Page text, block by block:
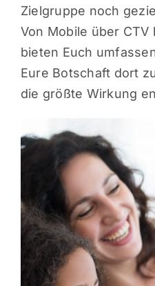
Zielgruppe noch
Von Mobile über
bieten Euch
Eure Botschaft dort
die größte Wirkung